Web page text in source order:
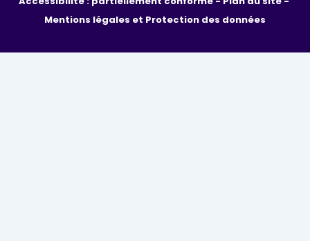
Mentions légales et Protection des données